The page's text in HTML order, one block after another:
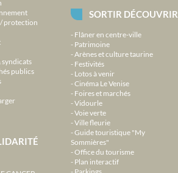
protection
publics
SORTIR DÉCOUVRIR
Flâner en centre-ville
Patrimoine
Arènes et culture taurine
Festivités
Lotos à venir
Cinéma Le Venise
Foires et marchés
Vidourle
Voie verte
Ville fleurie
Guide touristique "My
Sommières"
Office du tourisme
Plan interactif
Parkings